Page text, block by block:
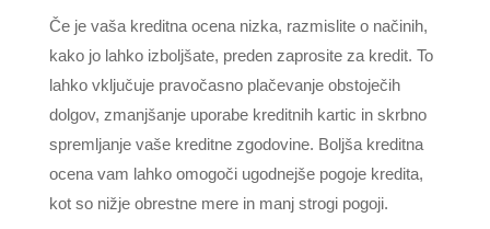
Če je vaša kreditna ocena nizka, razmislite o načinih,
kako jo lahko izboljšate, preden zaprosite za kredit. To
lahko vključuje pravočasno plačevanje obstoječih
dolgov, zmanjšanje uporabe kreditnih kartic in skrbno
spremljanje vaše kreditne zgodovine. Boljša kreditna
ocena vam lahko omogoči ugodnejše pogoje kredita,
kot so nižje obrestne mere in manj strogi pogoji.